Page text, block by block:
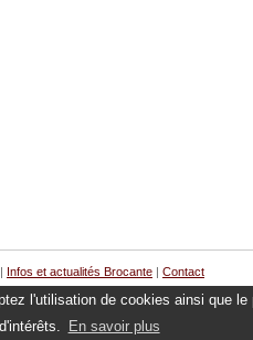
l'utilisation de cookies ainsi que
En savoir plus
| Infos et actualités Brocante | Contact